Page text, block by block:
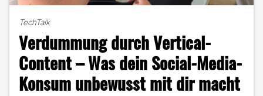
TechTalk
Verdummung durch Vertical-
Content – Was dein Social-Media-
Konsum unbewusst mit dir macht